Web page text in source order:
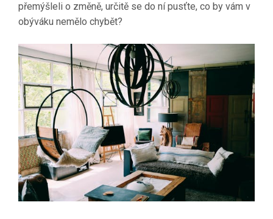
přemýšleli o změně, určitě se do ní pusťte, co by vám v
obýváku nemělo chybět?